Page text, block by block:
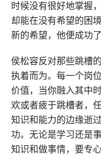
时候没有很好地掌握
却能在没有希望的困
新的希望，他便成功了
侯松容反对那些跳槽
执着而为。每一个岗
价值，当你融入其中
欢或者疲于跳槽者，
知识和能力的边缘逝
功。无论是学习还是
知识和做事情，要专